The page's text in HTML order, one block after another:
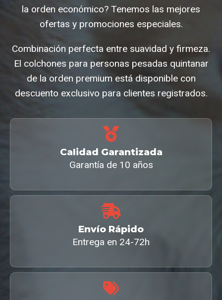
la orden económico? Tenemos las mejores
ofertas y promociones especiales.
Combinación perfecta entre suavidad y firmeza.
El colchones para personas pesadas quintanar
de la orden premium está disponible con
descuento exclusivo para clientes registrados.
Calidad Garantizada
Garantía de 10 años
Envío Rápido
Entrega en 24-72h